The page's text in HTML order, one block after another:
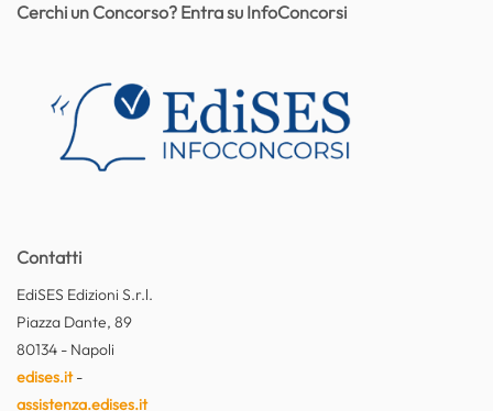
Contatti
EdiSES Edizioni S.r.l.
Piazza Dante, 89
80134 - Napoli
edises.it-
assistenza.edises.it
Cerchi un Concorso? Entra su InfoConcorsi